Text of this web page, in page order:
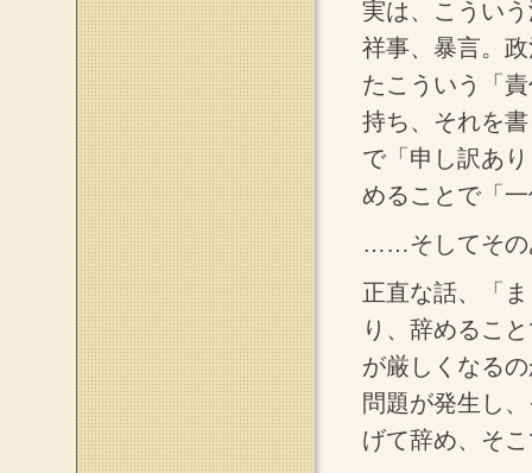
実は、こうい
祥事、暴言。
たこういう「
持ち、それを
で「申し訳あ
めることで「
……そしてその
正直な話、「
り、辞めるこ
が厳しくなる
問題が発生し
げて辞め、そ